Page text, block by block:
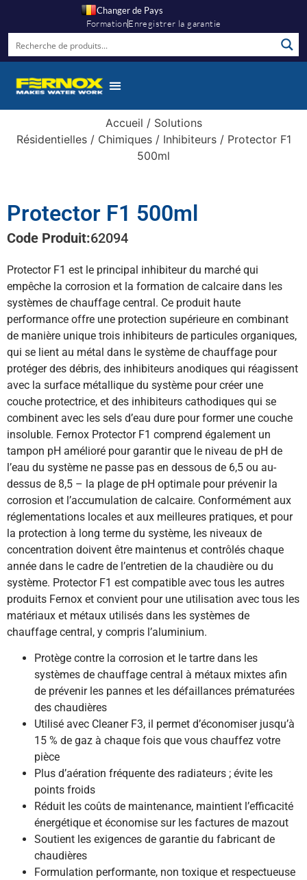
Changer de Pays
FormationEnregistrer la garantie
Accueil / Solutions
Résidentielles/ Chimiques/ Inhibiteurs/ Protector F1
500ml
Protector F1 500ml
Code Produit:62094
Protector F1 est le principal inhibiteur du marché qui
empêche la corrosion et la formation de calcaire dans les
systèmes de chauffage central. Ce produit haute
performance offre une protection supérieure en combinant
de manière unique trois inhibiteurs de particules organiques,
qui se lient au métal dans le système de chauffage pour
protéger des débris, des inhibiteurs anodiques qui réagissent
avec la surface métallique du système pour créer une
couche protectrice, et des inhibiteurs cathodiques qui se
combinent avec les sels d’eau dure pour former une couche
insoluble. Fernox Protector F1 comprend également un
tampon pH amélioré pour garantir que le niveau de pH de
l’eau du système ne passe pas en dessous de 6,5 ou au-
dessus de 8,5 – la plage de pH optimale pour prévenir la
corrosion et l’accumulation de calcaire. Conformément aux
réglementations locales et aux meilleures pratiques, et pour
la protection à long terme du système, les niveaux de
concentration doivent être maintenus et contrôlés chaque
année dans le cadre de l’entretien de la chaudière ou du
système. Protector F1 est compatible avec tous les autres
produits Fernox et convient pour une utilisation avec tous les
matériaux et métaux utilisés dans les systèmes de
chauffage central, y compris l’aluminium.
Protège contre la corrosion et le tartre dans les
systèmes de chauffage central à métaux mixtes afin
de prévenir les pannes et les défaillances prématurées
des chaudières
Utilisé avec Cleaner F3, il permet d’économiser jusqu’à
15 % de gaz à chaque fois que vous chauffez votre
pièce
Plus d’aération fréquente des radiateurs ; évite les
points froids
Réduit les coûts de maintenance, maintient l’efficacité
énergétique et économise sur les factures de mazout
Soutient les exigences de garantie du fabricant de
chaudières
Formulation performante, non toxique et respectueuse